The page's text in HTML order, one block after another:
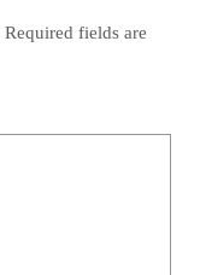
Required fields are